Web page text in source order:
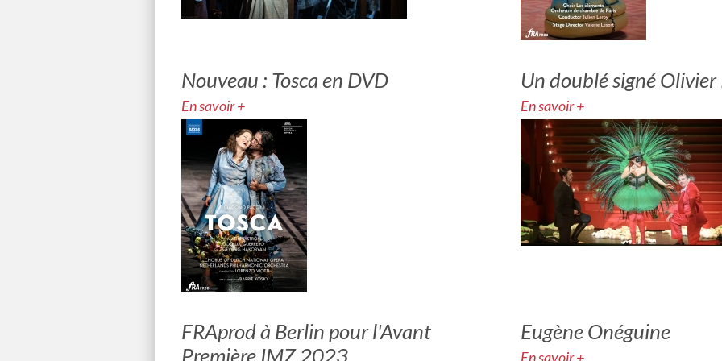
Nouveau : Tosca en DVD
En savoir +
Un doublé signé Olivier
En savoir +
FRAprod à Berlin pour l'Avant
Première IMZ 2023
Eugène Onéguine
En savoir +